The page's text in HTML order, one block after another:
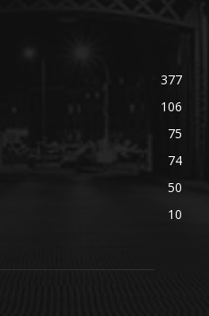
377
106
75
74
50
10